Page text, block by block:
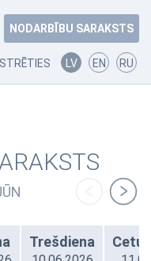
NODARBĪBU SARAKSTS
LV EN RU
Trešdiena